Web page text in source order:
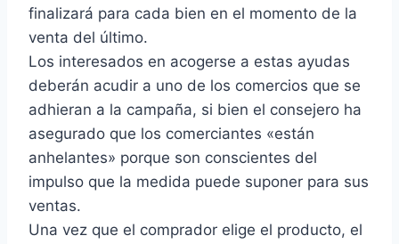
finalizará para cada bien en el momento de la
venta del último.
Los interesados en acogerse a estas ayudas
deberán acudir a uno de los comercios que se
adhieran a la campaña, si bien el consejero ha
asegurado que los comerciantes «están
anhelantes» porque son conscientes del
impulso que la medida puede suponer para sus
ventas.
Una vez que el comprador elige el producto, el